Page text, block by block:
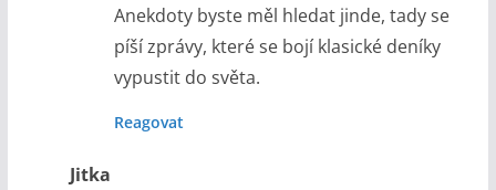
Anekdoty byste měl hledat jinde, tady se
píší zprávy, které se bojí klasické deníky
vypustit do světa.
Reagovat
Jitka